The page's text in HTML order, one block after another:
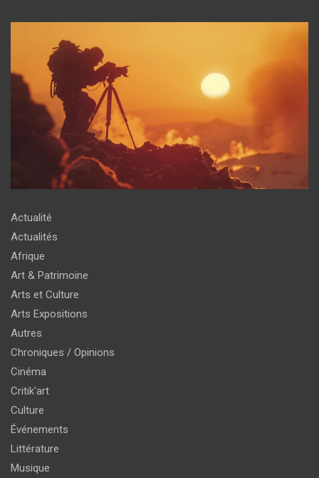
Actualité
Actualités
Afrique
Art & Patrimoine
Arts et Culture
Arts Expositions
Autres
Chroniques / Opinions
Cinéma
Critik'art
Culture
Événements
Littérature
Musique